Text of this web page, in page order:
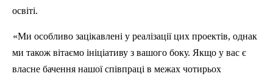
освіті.
«Ми особливо зацікавлені у реалізації цих проектів, однак
ми також вітаємо ініціативу з вашого боку. Якщо у вас є
власне бачення нашої співпраці в межах чотирьох